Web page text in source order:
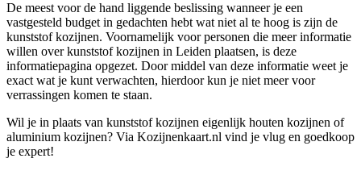
De meest voor de hand liggende beslissing wanneer je een
vastgesteld budget in gedachten hebt wat niet al te hoog is zijn de
kunststof kozijnen. Voornamelijk voor personen die meer informatie
willen over kunststof kozijnen in Leiden plaatsen, is deze
informatiepagina opgezet. Door middel van deze informatie weet je
exact wat je kunt verwachten, hierdoor kun je niet meer voor
verrassingen komen te staan.
Wil je in plaats van kunststof kozijnen eigenlijk houten kozijnen of
aluminium kozijnen? Via Kozijnenkaart.nl vind je vlug en goedkoop
je expert!